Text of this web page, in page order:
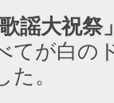
謡大祝祭
てが白の
。